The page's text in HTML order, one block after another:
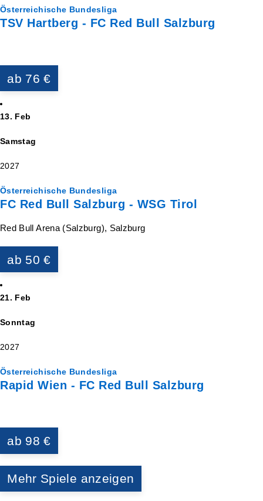
Österreichische Bundesliga
TSV Hartberg - FC Red Bull Salzburg
ab 76 €
13. Feb
Samstag
2027
Österreichische Bundesliga
FC Red Bull Salzburg - WSG Tirol
Red Bull Arena (Salzburg), Salzburg
ab 50 €
21. Feb
Sonntag
2027
Österreichische Bundesliga
Rapid Wien - FC Red Bull Salzburg
ab 98 €
Mehr Spiele anzeigen